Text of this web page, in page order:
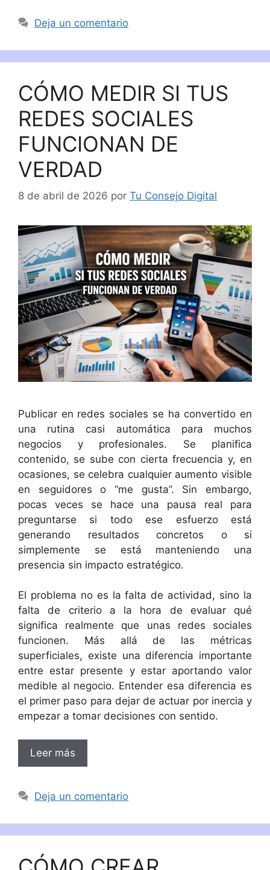
Deja un comentario
CÓMO MEDIR SI TUS
REDES SOCIALES
FUNCIONAN DE
VERDAD
8 de abril de 2026 por Tu Consejo Digital
Publicar en redes sociales se ha convertido en
una rutina casi automática para muchos
negocios y profesionales. Se planifica
contenido, se sube con cierta frecuencia y, en
ocasiones, se celebra cualquier aumento visible
en seguidores o “me gusta”. Sin embargo,
pocas veces se hace una pausa real para
preguntarse si todo ese esfuerzo está
generando resultados concretos o si
simplemente se está manteniendo una
presencia sin impacto estratégico.
El problema no es la falta de actividad, sino la
falta de criterio a la hora de evaluar qué
significa realmente que unas redes sociales
funcionen. Más allá de las métricas
superficiales, existe una diferencia importante
entre estar presente y estar aportando valor
medible al negocio. Entender esa diferencia es
el primer paso para dejar de actuar por inercia y
empezar a tomar decisiones con sentido.
Leer más
Deja un comentario